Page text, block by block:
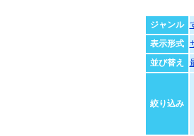
ジャンル
表示形式
並び替え
絞り込み